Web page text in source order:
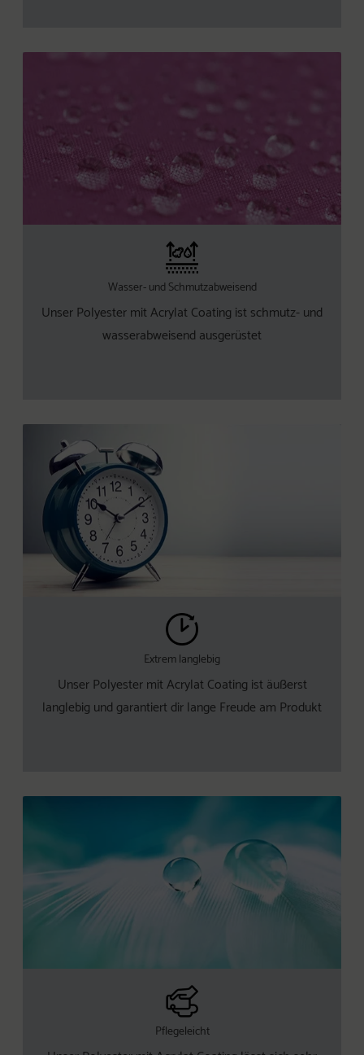
Wasser- und Schmutzabweisend
Unser Polyester mit Acrylat Coating ist schmutz- und
wasserabweisend ausgerüstet
Extrem langlebig
Unser Polyester mit Acrylat Coating ist äußerst
langlebig und garantiert dir lange Freude am Produkt
Pflegeleicht